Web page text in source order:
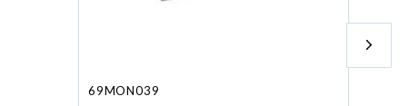
69MON039